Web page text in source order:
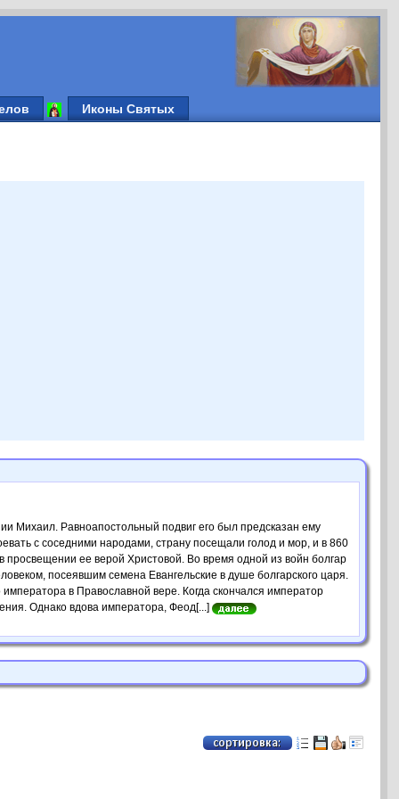
Иконы Святых
Михаил. Равноапостольный подвиг его был предсказан ему
с соседними народами, страну посещали голод и мор, и в 860
ее верой Христовой. Во время одной из войн болгар
посеявшим семена Евангельские в душе болгарского царя.
в Православной вере. Когда скончался император
Однако вдова императора, Феод[...]